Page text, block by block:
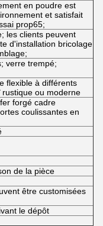
en poudre est
et satisfait
prop65;
les clients peuvent
d'installation bricolage
verre trempé;
flexible à différents
ou moderne
forgé cadre
coulissantes en
de la pièce
être customisées
le dépôt